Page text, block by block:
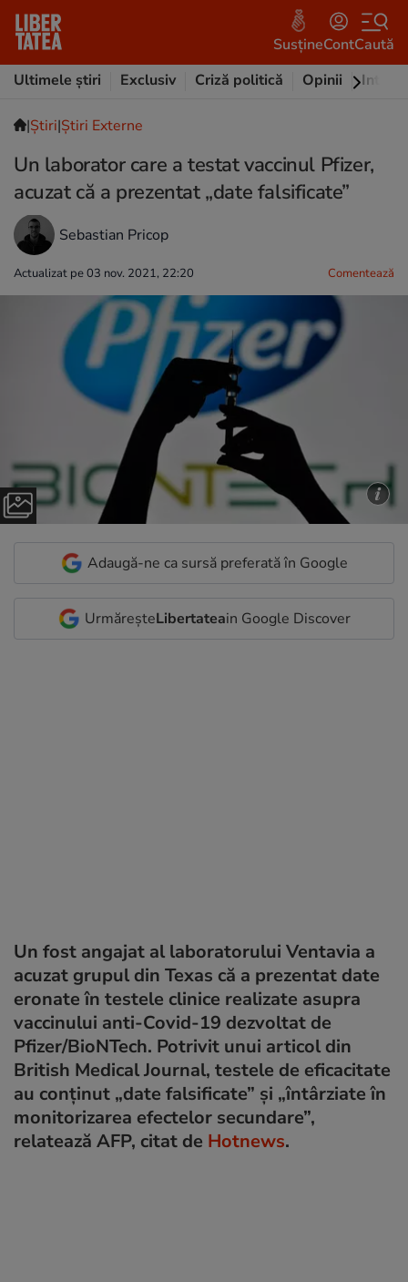
SusțineContCaută
Ultimele știri
Exclusiv Criză politică Opinii
|Ştiri|Știri Externe
Un laborator care a testat vaccinul Pfizer,
acuzat că a prezentat „date falsificate”
Sebastian Pricop
Actualizat pe 03 nov. 2021, 22:20 Comentează
Adaugă-ne ca sursă preferată în Google
UrmăreșteLibertateain Google Discover
Un fost angajat al laboratorului Ventavia a
acuzat grupul din Texas că a prezentat date
eronate în testele clinice realizate asupra
vaccinului anti-Covid-19 dezvoltat de
Pfizer/BioNTech. Potrivit unui articol din
British Medical Journal, testele de eficacitate
au conținut „date falsificate” și „întârziate în
monitorizarea efectelor secundare”,
relatează AFP, citat de Hotnews.